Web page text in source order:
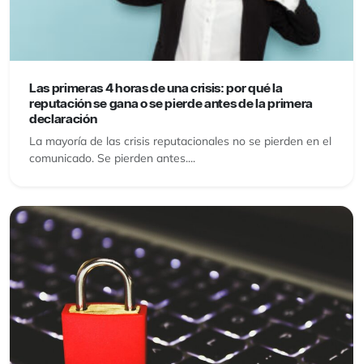
Las primeras 4 horas de una crisis: por qué la
reputación se gana o se pierde antes de la primera
declaración
La mayoría de las crisis reputacionales no se pierden en el
comunicado. Se pierden antes....